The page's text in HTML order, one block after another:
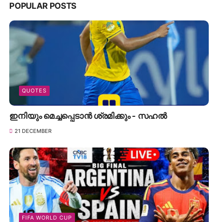
POPULAR POSTS
QUOTES
ഇനിയും മെച്ചപ്പെടാൻ ശ്രമിക്കും - സഹൽ
21 DECEMBER
FIFA WORLD CUP